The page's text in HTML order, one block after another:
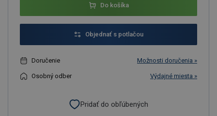
Do košíka
Objednať s potlačou
Doručenie Možnosti doručenia »
Osobný odber Výdajné miesta »
Pridať do obľúbených